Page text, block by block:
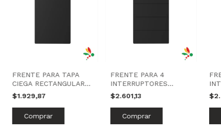
FRENTE PARA TAPA
CIEGA RECTANGULAR
NEGRO | MONACO |
MACROLED
$1.929,87
FRENTE PARA 4
INTERRUPTORES
NEGRO | MONACO |
MACROLED
$2.601,13